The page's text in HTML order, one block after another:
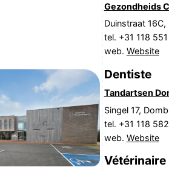
Gezondheids
Duinstraat
tel. +31 118
web. Website
Dentiste
Tandartsen
Singel 17,
tel. +31 118
web. Website
Vétérinaire